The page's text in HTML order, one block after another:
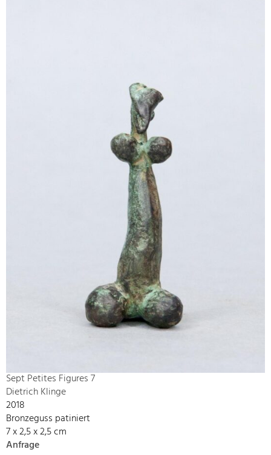
Sept Petites Figures 7
Dietrich Klinge
2018
Bronzeguss patiniert
7 x 2,5 x 2,5 cm
Anfrage